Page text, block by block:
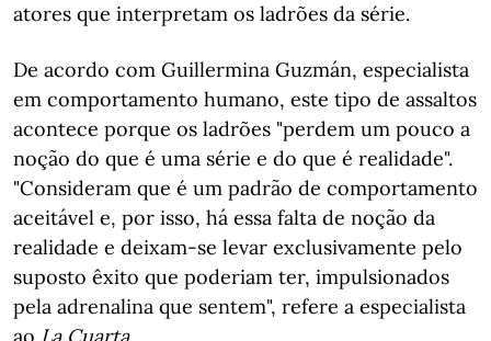
atores que interpretam os ladrões da série.
De acordo com Guillermina Guzmán, especialista
em comportamento humano, este tipo de assaltos
acontece porque os ladrões "perdem um pouco a
noção do que é uma série e do que é realidade".
"Consideram que é um padrão de comportamento
aceitável e, por isso, há essa falta de noção da
realidade e deixam-se levar exclusivamente pelo
suposto êxito que poderiam ter, impulsionados
pela adrenalina que sentem", refere a especialista